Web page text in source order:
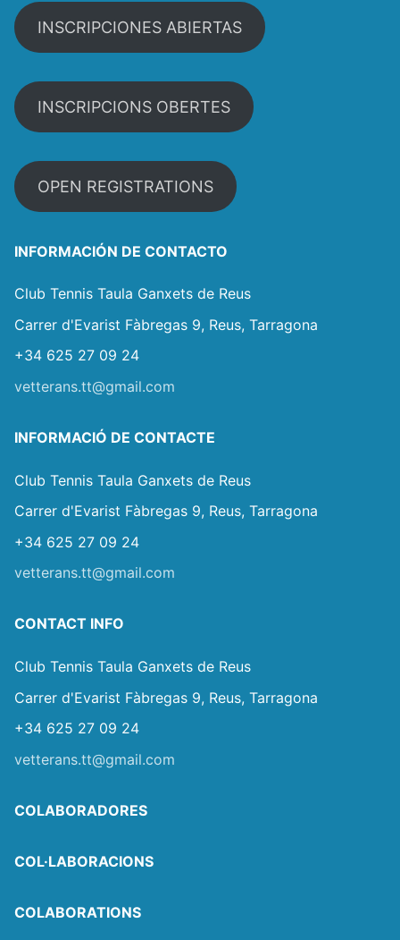
INSCRIPCIONES ABIERTAS
INSCRIPCIONS OBERTES
OPEN REGISTRATIONS
INFORMACIÓN DE CONTACTO
Club Tennis Taula Ganxets de Reus
Carrer d'Evarist Fàbregas 9, Reus, Tarragona
+34 625 27 09 24
vetterans.tt@gmail.com
INFORMACIÓ DE CONTACTE
Club Tennis Taula Ganxets de Reus
Carrer d'Evarist Fàbregas 9, Reus, Tarragona
+34 625 27 09 24
vetterans.tt@gmail.com
CONTACT INFO
Club Tennis Taula Ganxets de Reus
Carrer d'Evarist Fàbregas 9, Reus, Tarragona
+34 625 27 09 24
vetterans.tt@gmail.com
COLABORADORES
COL·LABORACIONS
COLABORATIONS